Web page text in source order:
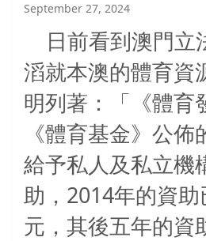
September 27, 2024
日前看到澳門立
滔就本澳的體育資
明列著：「《體育
《體育基金》公
給予私人及私立機
助， 2014年的資助
元，其後五年的資